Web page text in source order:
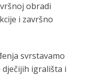
obradi
i završno
svrstavamo
igrališta i